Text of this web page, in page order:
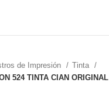
de Impresión
Tinta
524 TINTA CIAN ORIGINAL